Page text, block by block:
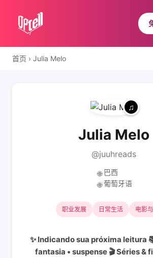
首页 › Julia Melo
Julia Melo
@juuhreads
🌐 巴西
🌐 葡萄牙语
职业发展 日常生活 电影
✨ Indicando sua próxima leitura
fantasia • suspense 🎬 Séries &